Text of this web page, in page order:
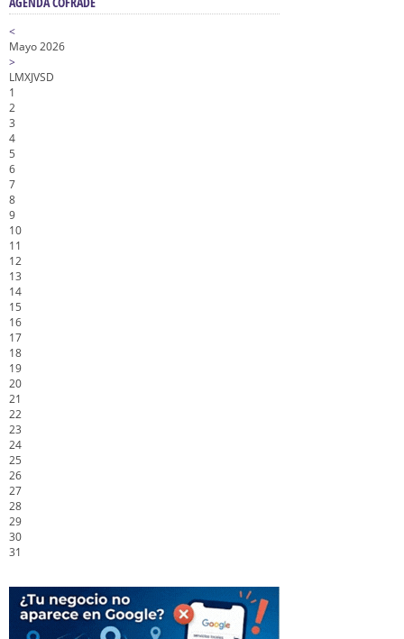
<
Mayo 2026
>
LMXJVSD
1
2
3
4
5
6
7
8
9
10
11
12
13
14
15
16
17
18
19
20
21
22
23
24
25
26
27
28
29
30
31